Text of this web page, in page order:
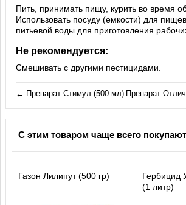
Пить, принимать пищу, курить во время
Использовать посуду (емкости) для
питьевой воды для приготовления
Не рекомендуется:
Смешивать с другими пестицидами.
← Препарат Стимул (500 мл) Препарат
С этим товаром чаще всего покупают
Газон Лилипут (500 гр)
Гербицид
(1 литр)